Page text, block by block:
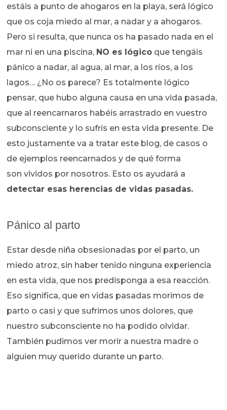
estáis a punto de ahogaros en la playa, será lógico
que os coja miedo al mar, a nadar y a ahogaros.
Pero si resulta, que nunca os ha pasado nada en el
mar ni en una piscina, NO es lógico que tengáis
pánico a nadar, al agua, al mar, a los ríos, a los
lagos… ¿No os parece? Es totalmente lógico
pensar, que hubo alguna causa en una vida pasada,
que al reencarnaros habéis arrastrado en vuestro
subconsciente y lo sufrís en esta vida presente. De
esto justamente va a tratar este blog, de casos o
de ejemplos reencarnados y de qué forma
son vividos por nosotros. Esto os ayudará a
detectar esas herencias de vidas pasadas.
Pánico al parto
Estar desde niña obsesionadas por el parto, un
miedo atroz, sin haber tenido ninguna experiencia
en esta vida, que nos predisponga a esa reacción.
Eso significa, que en vidas pasadas morimos de
parto o casi y que sufrimos unos dolores, que
nuestro subconsciente no ha podido olvidar.
También pudimos ver morir a nuestra madre o
alguien muy querido durante un parto.